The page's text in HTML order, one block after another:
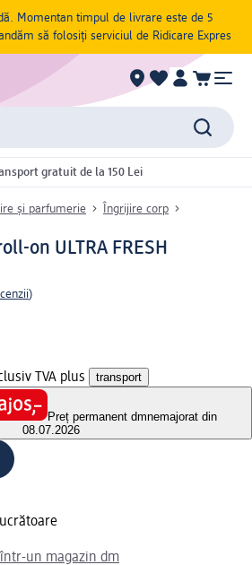
Momentan timpul de livrare este de 5
să folosiți serviciul de Ridicare Expres
gratuit de la 150 Lei
și parfumerie
Îngrijire corp
on ULTRA FRESH
)
TVA plus transport
Preț permanent dmnemajorat din
08.07.2026
un magazin dm